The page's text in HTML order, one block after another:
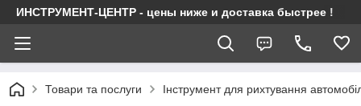
ИНСТРУМЕНТ-ЦЕНТР - цены ниже и доставка быстрее !
Товари та послуги Інструмент для рихтування